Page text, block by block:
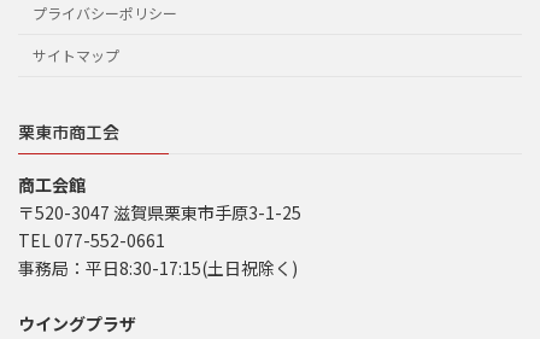
プライバシーポリシー
サイトマップ
栗東市商工会
商工会館
〒520-3047 滋賀県栗東市手原3-1-25
TEL 077-552-0661
事務局：平日8:30-17:15(土日祝除く)
ウイングプラザ